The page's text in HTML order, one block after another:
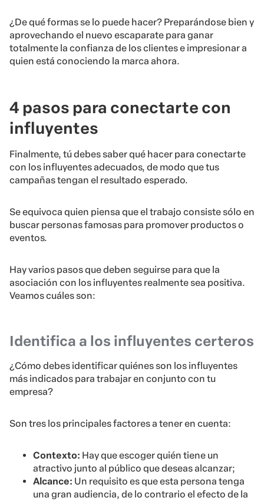
¿De qué formas se lo puede hacer? Preparándose bien y
aprovechando el nuevo escaparate para ganar
totalmente la confianza de los clientes e impresionar a
quien está conociendo la marca ahora.
4 pasos para conectarte con
influyentes
Finalmente, tú debes saber qué hacer para conectarte
con los influyentes adecuados, de modo que tus
campañas tengan el resultado esperado.
Se equivoca quien piensa que el trabajo consiste sólo en
buscar personas famosas para promover productos o
eventos.
Hay varios pasos que deben seguirse para que la
asociación con los influyentes realmente sea positiva.
Veamos cuáles son:
Identifica a los influyentes certeros
¿Cómo debes identificar quiénes son los influyentes
más indicados para trabajar en conjunto con tu
empresa?
Son tres los principales factores a tener en cuenta:
Contexto: Hay que escoger quién tiene un
atractivo junto al público que deseas alcanzar;
Alcance: Un requisito es que esta persona tenga
una gran audiencia, de lo contrario el efecto de la